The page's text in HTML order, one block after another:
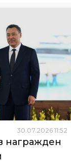
2026 11:52
награжден
удостоен